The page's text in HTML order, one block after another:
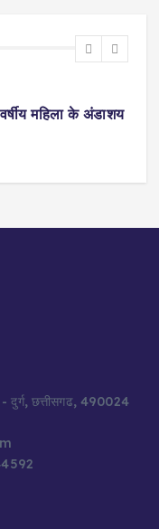
महिला के अंडाशय
दुर्ग, छत्तीसगढ, 490024